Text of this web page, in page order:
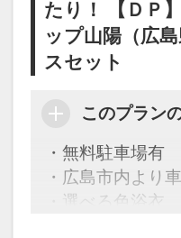
※旅行代金に含
「食事なしプラ
●「食事なしプラ
※ご覧のページ
件】の項目でご
たり！ 【ＤＰ
ップ山陽（広
スセット
このプラン
・無料駐車場有
・広島市内より
・選べる色浴衣